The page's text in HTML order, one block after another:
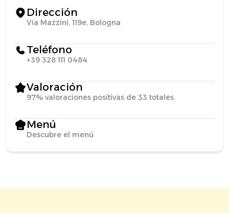
Dirección
Via Mazzini, 119e, Bologna
Teléfono
+39 328 111 0484
Valoración
97% valoraciones positivas de 33 totales
Menú
Descubre el menú